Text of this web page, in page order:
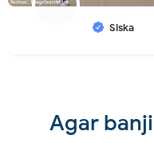
Siska
Agar